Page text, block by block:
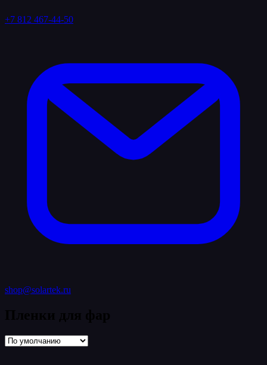
+7 812 467-44-50
shop@solartek.ru